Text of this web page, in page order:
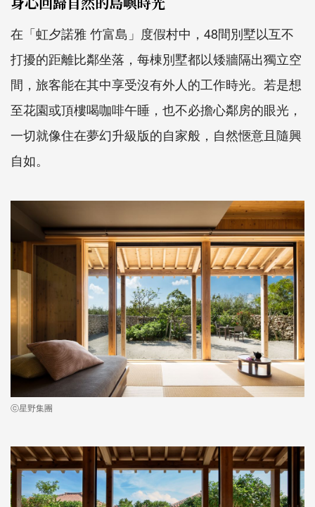
在「虹夕諾雅 竹富島」度假村中，48間別墅以互不
打擾的距離比鄰坐落，每棟別墅都以矮牆隔出獨立空
間，旅客能在其中享受沒有外人的工作時光。若是想
至花園或頂樓喝咖啡午睡，也不必擔心鄰房的眼光，
一切就像住在夢幻升級版的自家般，自然愜意且隨興
自如。
ⓒ星野集團